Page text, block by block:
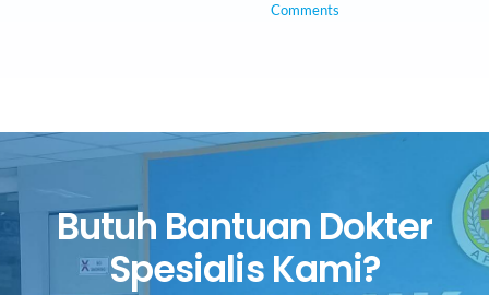
Comments
Butuh Bantuan Dokter
Spesialis Kami?